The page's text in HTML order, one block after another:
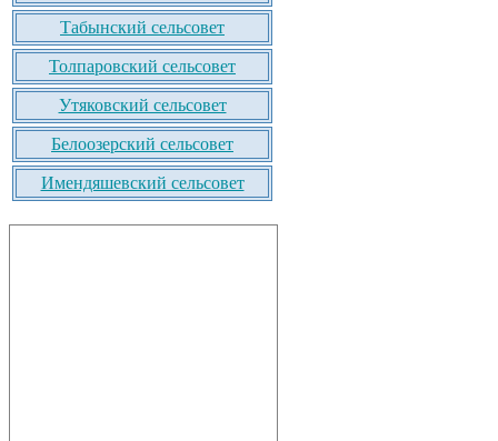
Табынский сельсовет
Толпаровский сельсовет
Утяковский сельсовет
Белоозерский сельсовет
Имендяшевский сельсовет